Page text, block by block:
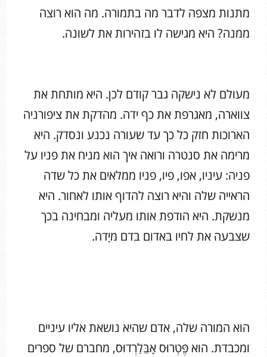
מתנות מצפה לדבר מה בתמורה. מה הוא רוצה
ממנה? היא מגישה לו בזהירות את לשונה.
מעולם לא נישקה גבר קודם לכן. היא מותחת את
צווארה, מאגרפת את כף ידה. מהדקת את ציפורניה
הארוכות חזק כל כך עד שעורה נכנע ונסדק. היא
מרימה את סנטרה ורואה איך הוא מניח את פניו על
פניה: עיניו, אפו, פיו, פניו ממלאים את כל שדה
הראייה שלה והיא רוצה להדוף אותו לאחור. היא
מנשקת. היא הודפת אותו מעליה ומבחינה בכך
שצבעה את לחיו באדום בדם מיָדה.
הוא המורה שלה, אדם שהיא נושאת אליו עיניים
ומכבדת. הוא פֶּטְרוּס אָבֵּלַרְדוּס, מחברם של ספרים